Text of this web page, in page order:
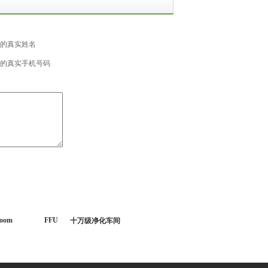
真实姓名
真实手机号码
FFU 十万级净化车间